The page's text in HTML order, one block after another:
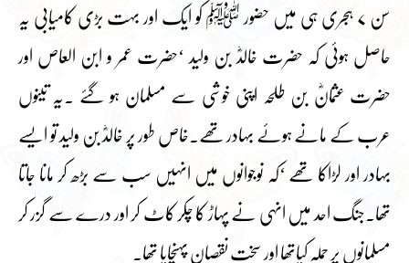
سن ۷ ہجری ہی میں حضور ﷺ کو ایک اور بہت بڑی کامیابی یہ
حاصل ہوئی کہ حضرت خالدؓ بن ولید ‘حضرت عمر و ابن العاص اور
حضرت عثمانؓ بن طلحہ اپنی خوشی سے مسلمان ہو گئے ۔یہ تینوں
عرب کے مانے ہوئے بہادر تھے۔خاص طور پر خالدؓ بن ولید تو ایسے
بہادر اور لڑاکا تھے ‘کہ نوجوانوں میں انہیں سب سے بڑھ کر مانا جاتا
تھا۔جنگ احد میں انہی نے پہاڑ کا چکر کاٹ کر اور درے سے گزر کر
مسلمانوں پر حملہ کیاتھا اور سخت نقصان پہنچایا تھا۔